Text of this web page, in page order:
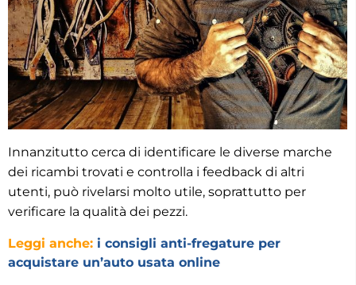
Innanzitutto cerca di identificare le diverse marche
dei ricambi trovati e controlla i feedback di altri
utenti, può rivelarsi molto utile, soprattutto per
verificare la qualità dei pezzi.
Leggi anche: i consigli anti-fregature per
acquistare un’auto usata online